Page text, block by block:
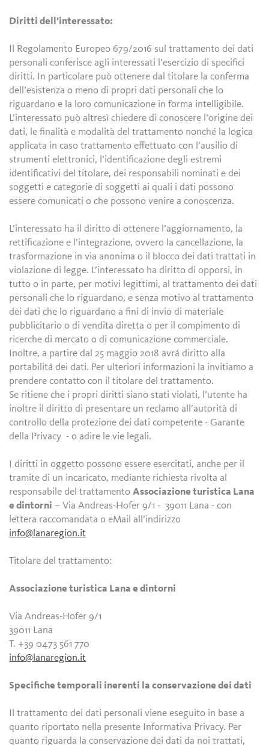
Diritti dell’interessato:
Il Regolamento Europeo 679/2016 sul trattamento dei dati
personali conferisce agli interessati l’esercizio di specifici
diritti. In particolare può ottenere dal titolare la conferma
dell’esistenza o meno di propri dati personali che lo
riguardano e la loro comunicazione in forma intelligibile.
L’interessato può altresì chiedere di conoscere l’origine dei
dati, le finalità e modalità del trattamento nonché la logica
applicata in caso trattamento effettuato con l’ausilio di
strumenti elettronici, l’identificazione degli estremi
identificativi del titolare, dei responsabili nominati e dei
soggetti e categorie di soggetti ai quali i dati possono
essere comunicati o che possono venire a conoscenza.
L’interessato ha il diritto di ottenere l’aggiornamento, la
rettificazione e l’integrazione, ovvero la cancellazione, la
trasformazione in via anonima o il blocco dei dati trattati in
violazione di legge. L’interessato ha diritto di opporsi, in
tutto o in parte, per motivi legittimi, al trattamento dei dati
personali che lo riguardano, e senza motivo al trattamento
dei dati che lo riguardano a fini di invio di materiale
pubblicitario o di vendita diretta o per il compimento di
ricerche di mercato o di comunicazione commerciale.
Inoltre, a partire dal 25 maggio 2018 avrá diritto alla
portabilitá dei dati. Per ulteriori informazioni la invitiamo a
prendere contatto con il titolare del trattamento.
Se ritiene che i propri diritti siano stati violati, l’utente ha
inoltre il diritto di presentare un reclamo all’autorità di
controllo della protezione dei dati competente - Garante
della Privacy - o adire le vie legali.
I diritti in oggetto possono essere esercitati, anche per il
tramite di un incaricato, mediante richiesta rivolta al
responsabile del trattamentoAssociazione turistica Lana
e dintorni – Via Andreas-Hofer 9/1 - 39011 Lana - con
lettera raccomandata o eMail all’indirizzo
info@lanaregion.it
Titolare del trattamento:
Associazione turistica Lana e dintorni
Via Andreas-Hofer 9/1
39011 Lana
T. +39 0473 561 770
info@lanaregion.it
Specifiche temporali inerenti la conservazione dei dati
Il trattamento dei dati personali viene eseguito in base a
quanto riportato nella presente Informativa Privacy. Per
quanto riguarda la conservazione dei dati da noi trattati,